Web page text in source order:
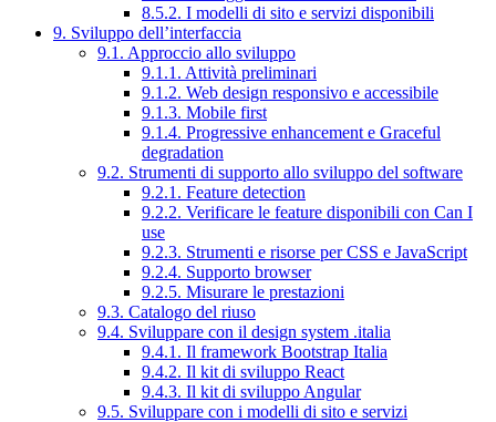
8.5.2. I modelli di sito e servizi disponibili
9. Sviluppo dell’interfaccia
9.1. Approccio allo sviluppo
9.1.1. Attività preliminari
9.1.2. Web design responsivo e accessibile
9.1.3. Mobile first
9.1.4. Progressive enhancement e Graceful
degradation
9.2. Strumenti di supporto allo sviluppo del software
9.2.1. Feature detection
9.2.2. Verificare le feature disponibili con Can I
use
9.2.3. Strumenti e risorse per CSS e JavaScript
9.2.4. Supporto browser
9.2.5. Misurare le prestazioni
9.3. Catalogo del riuso
9.4. Sviluppare con il design system .italia
9.4.1. Il framework Bootstrap Italia
9.4.2. Il kit di sviluppo React
9.4.3. Il kit di sviluppo Angular
9.5. Sviluppare con i modelli di sito e servizi